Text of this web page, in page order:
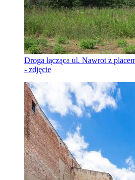
Droga łącząca ul. Nawrot z
- zdjęcie